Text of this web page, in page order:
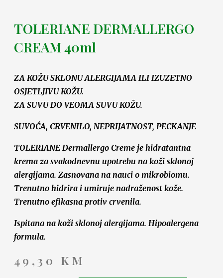
TOLERIANE DERMALLERGO
CREAM 40ml
ZA KOŽU SKLONU ALERGIJAMA ILI IZUZETNO
OSJETLJIVU KOŽU.
ZA SUVU DO VEOMA SUVU KOŽU.
SUVOĆA, CRVENILO, NEPRIJATNOST, PECKANJE
TOLERIANE Dermallergo Creme je hidratantna
krema za svakodnevnu upotrebu na koži sklonoj
alergijama. Zasnovana na nauci o mikrobiomu.
Trenutno hidrira i umiruje nadraženost kože.
Trenutno efikasna protiv crvenila.
Ispitana na koži sklonoj alergijama. Hipoalergena
formula.
49,30 KM